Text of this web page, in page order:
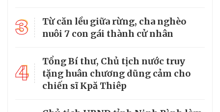
3
Từ căn lều giữa rừng, cha nghèo
nuôi 7 con gái thành cử nhân
4
Tổng Bí thư, Chủ tịch nước truy
tặng huân chương dũng cảm cho
chiến sĩ Kpă Thiêp